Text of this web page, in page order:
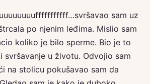
sam uz
po njenim leđima. Mislio sam
koliko je bilo sperme. Bio je to
svršavanje u životu. Odvojio sam
na stolicu pokušavao sam da